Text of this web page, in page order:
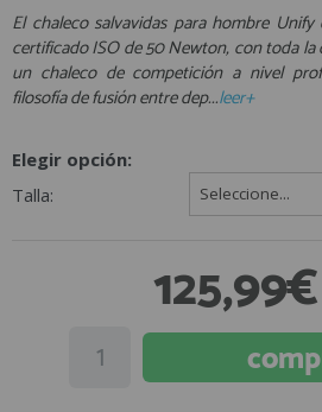
Neveras y Termos
Seguridad
Vela y Maniobra
Tiempo Libre
INFORMACION
Área
Regístrate y aprovecha los
Profesional de la
Únete ya a los mas de de 500
El chaleco salvavidas para hombre
certificado ISO de 50 Newton, con toda
un chaleco de competición a nivel
filosofía de fusión entre dep...leer+
Elegir opción:
Talla:
Seleccione...
125,99€